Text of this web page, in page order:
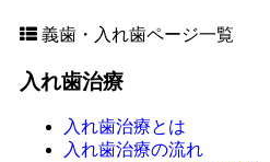
義歯・入れ歯ページ一覧
入れ歯治療
入れ歯治療とは
入れ歯治療の流れ